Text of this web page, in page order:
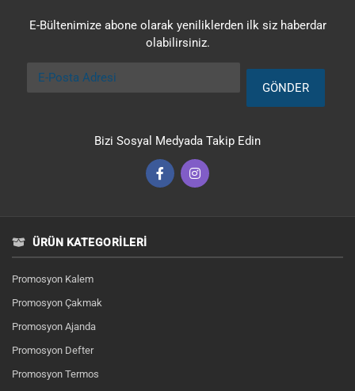
E-Bültenimize abone olarak yeniliklerden ilk siz haberdar
olabilirsiniz.
E-Posta Adresi
GÖNDER
Bizi Sosyal Medyada Takip Edin
ÜRÜN KATEGORILERI
Promosyon Kalem
Promosyon Çakmak
Promosyon Ajanda
Promosyon Defter
Promosyon Termos